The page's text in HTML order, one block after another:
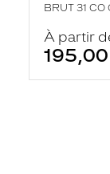
BRUT 31
À partir